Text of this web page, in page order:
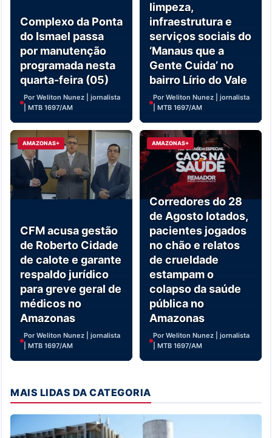
Complexo da Ponta
do Ismael passa
por manutenção
programada nesta
quarta-feira (05)
Por Weliton Nunez | jornalista
| MTB 1697/AM
limpeza,
infraestrutura e
serviços sociais do
‘Manaus que a
Gente Cuida’ no
bairro Lírio do Vale
Por Weliton Nunez | jornalista
| MTB 1697/AM
AMAZONAS+
CFM acusa gestão
de Roberto Cidade
de calote e garante
respaldo jurídico
para greve geral de
médicos no
Amazonas
Por Weliton Nunez | jornalista
| MTB 1697/AM
AMAZONAS+
Corredores do 28
de Agosto lotados,
pacientes jogados
no chão e relatos
de crueldade
estampam o
colapso da saúde
pública no
Amazonas
Por Weliton Nunez | jornalista
| MTB 1697/AM
MAIS LIDAS DA CATEGORIA